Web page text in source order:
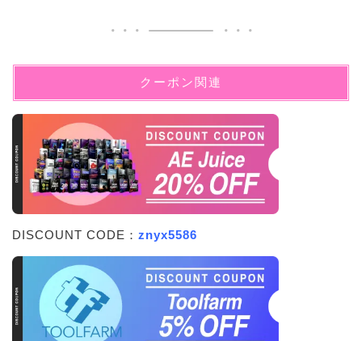
クーポン関連
DISCOUNT CODE： znyx5586